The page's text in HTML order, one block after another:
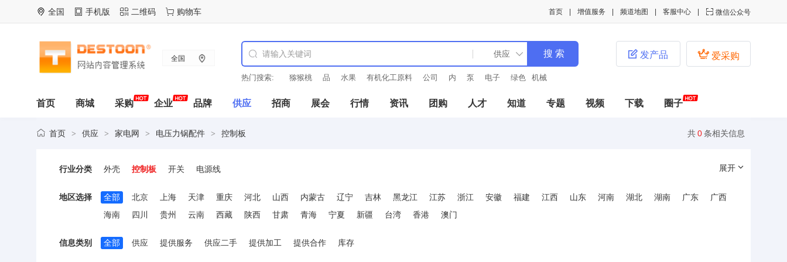
全国 手机版 二维码 购物车  微信公众号
客服中心
频道地图
增值服务
首页
全国
热门搜索: 猕猴桃 品 水果 有机化工原料 公司 内 泵 电子 绿色 机械
 爱采购
 发产品
首页 商城 采购 企业 品牌 供应 招商 展会 行情 资讯 团购 人才 知道 专题 视频 下载 圈子
共0条相关信息
首页 > 供应 > 家电网 > 电压力锅配件 > 控制板
行业分类 外壳 控制板 开关 电源线 展开
地区选择 全部 北京 上海 天津 重庆 河北 山西 内蒙古 辽宁 吉林 黑龙江 江苏 浙江 安徽 福建 江西 山东 河南 湖北 湖南 广东
广西
海南
四川 贵州 云南 西藏 陕西 甘肃 青海 宁夏 新疆 台湾 香港 澳门
信息类别 全部 供应 提供服务 供应二手 提供加工 提供合作 库存